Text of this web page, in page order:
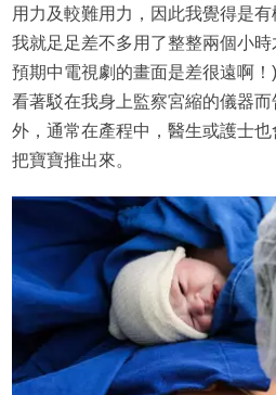
用力及較難用力，因此我覺得是
我就足足差不多用了整整兩個小
預期中電視劇的畫面是差很遠啊
看著駁在我身上監察宮縮的儀器
外，通常在產程中，醫生或護士
把寶寶推出來。